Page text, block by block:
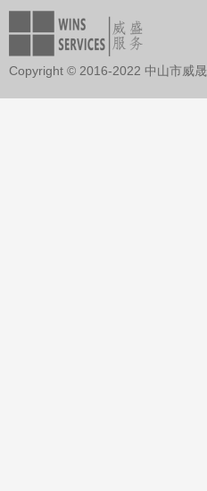
Copyright © 2016-2022 中山市威